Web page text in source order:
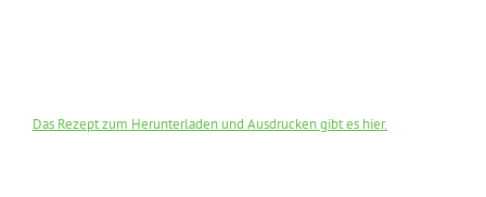
Das Rezept zum Herunterladen und Ausdrucken gibt es hier.